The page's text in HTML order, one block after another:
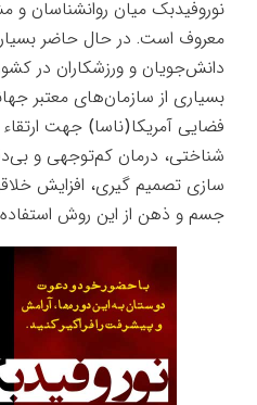
نوروفیدبک میان روانشناسان و
معروف است. در حال حاضر
دانش‌جویان و ورزشکاران در
بسیاری از سازمان‌های معتبر
فضایی آمریکا(ناسا) جهت
شناختی، درمان کم‌توجهی و
سازی تصمیم گیری، افزایش
جسم و ذهن از این روش